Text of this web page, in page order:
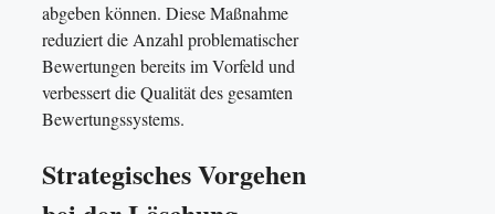
abgeben können. Diese Maßnahme
reduziert die Anzahl problematischer
Bewertungen bereits im Vorfeld und
verbessert die Qualität des gesamten
Bewertungssystems.
Strategisches Vorgehen